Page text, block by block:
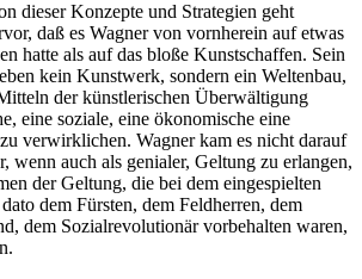
dieser Konzepte und Strategien geht
daß es Wagner von vornherein auf etwas
hatte als auf das bloße Kunstschaffen. Sein
kein Kunstwerk, sondern ein Weltenbau,
der künstlerischen Überwältigung
eine soziale, eine ökonomische eine
verwirklichen. Wagner kam es nicht darauf
wenn auch als genialer, Geltung zu erlangen,
der Geltung, die bei dem eingespielten
dem Fürsten, dem Feldherren, dem
dem Sozialrevolutionär vorbehalten waren,